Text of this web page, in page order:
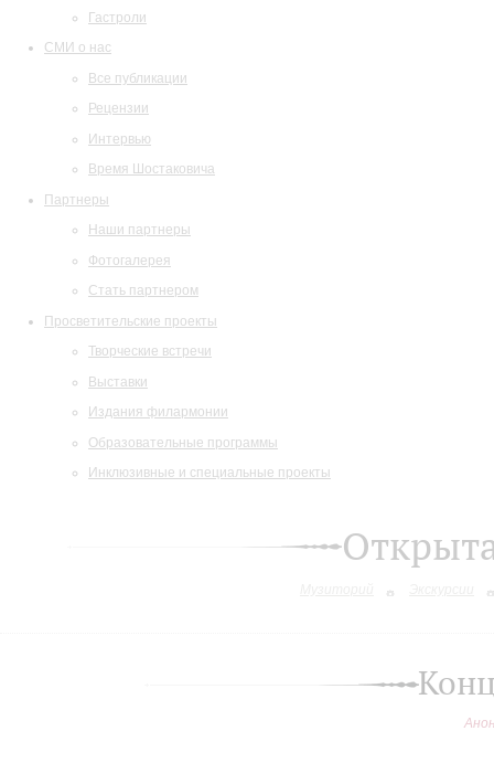
Гастроли
СМИ о нас
Все публикации
Рецензии
Интервью
Время Шостаковича
Партнеры
Наши партнеры
Фотогалерея
Стать партнером
Просветительские проекты
Творческие встречи
Выставки
Издания филармонии
Образовательные программы
Инклюзивные и специальные проекты